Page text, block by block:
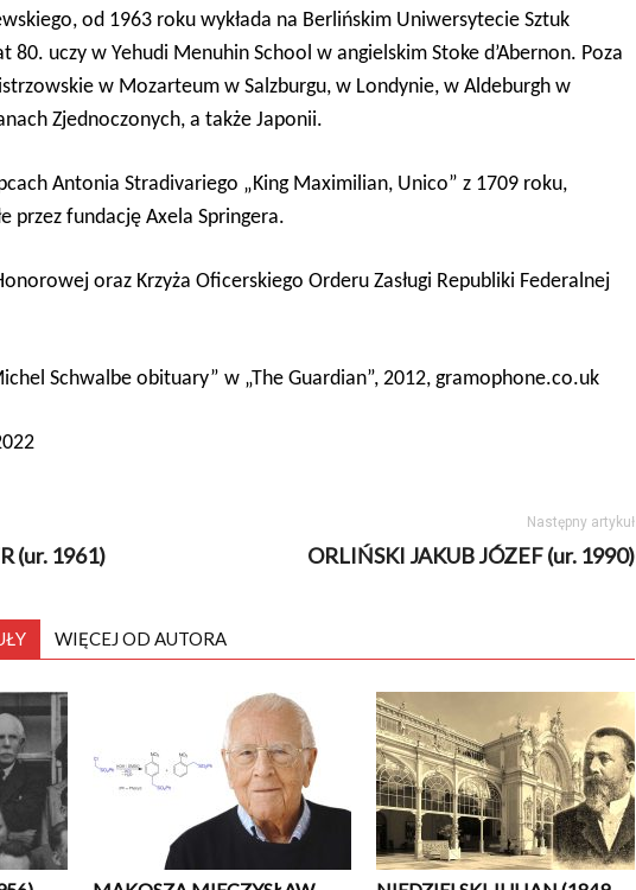
od 1963 roku wykłada na Berlińskim Uniwersytecie Sztuk
80. uczy w Yehudi Menuhin School w angielskim Stoke d’Abernon. Poza
w Mozarteum w Salzburgu, w Londynie, w Aldeburgh w
Zjednoczonych, a także Japonii.
Antonia Stradivariego „King Maximilian, Unico” z 1709 roku,
przez fundację Axela Springera.
oraz Krzyża Oficerskiego Orderu Zasługi Republiki Federalnej
Schwalbe obituary” w „The Guardian”, 2012, gramophone.co.uk
(ur. 1961)
Następny artykuł
ORLIŃSKI JAKUB JÓZEF (ur. 1990)
WIĘCEJ OD AUTORA